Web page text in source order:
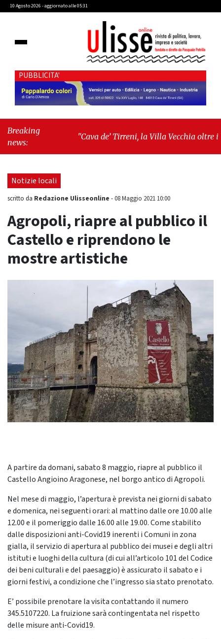
10 Agosto 2026 - aggiornato alle 05:31
PUBBLICITA'
Breaking
news:
"Cava de’ Tirreni, la Villa Vecchia oltre i
seduta consiliare: “Serve chiarezza!”"
Notizie locali
scritto da Redazione Ulisseonline -08 Maggio 2021 10:00
Agropoli, riapre al pubblico il
Castello e riprendono le
mostre artistiche
A partire da domani, sabato 8 maggio, riapre al pubblico il
Castello Angioino Aragonese, nel borgo antico di Agropoli.
Nel mese di maggio, l’apertura è prevista nei giorni di sabato
e domenica, nei seguenti orari: al mattino dalle ore 10.00 alle
12.00 e il pomeriggio dalle 16.00 alle 19.00. Come stabilito
dalle disposizioni anti-Covid19 inerenti i Comuni in zona
gialla, il servizio di apertura al pubblico dei musei e degli altri
istituti e luoghi della cultura (di cui all’articolo 101 del Codice
dei beni culturali e del paesaggio) è assicurato il sabato e i
giorni festivi, a condizione che l’ingresso sia stato prenotato.
E’ possibile prenotare la visita contattando il numero
345.5107220. La fruizione sarà contingentata nel rispetto
delle misure anti-Covid19.